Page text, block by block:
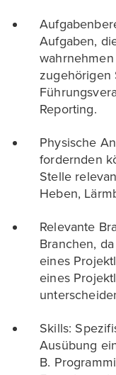
Aufgaben,
zugehörigen
Reporting.
Physische
fordernden
Stelle
Heben,
Relevante
Branchen,
eines
eines
Skills:
Ausübung
B.